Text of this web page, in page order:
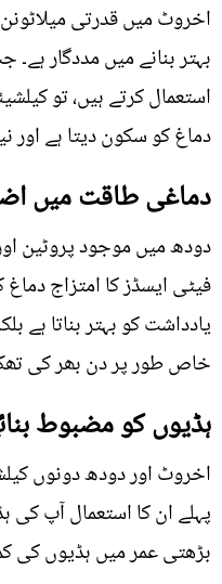
اخروٹ میں قدرتی میلاٹونن
بہتر بنانے میں مددگار
استعمال کرتے ہیں، تو
دماغ کو سکون دیتا ہے اور
دماغی طاقت میں
فیٹی ایسڈز کا امتزاج
یادداشت کو بہتر بناتا ہے
خاص طور پر دن بھر کی
ہڈیوں کو مضبوط
اخروٹ اور دودھ دونوں
پہلے ان کا استعمال آپ کی
بڑھتی عمر میں ہڈیوں کی